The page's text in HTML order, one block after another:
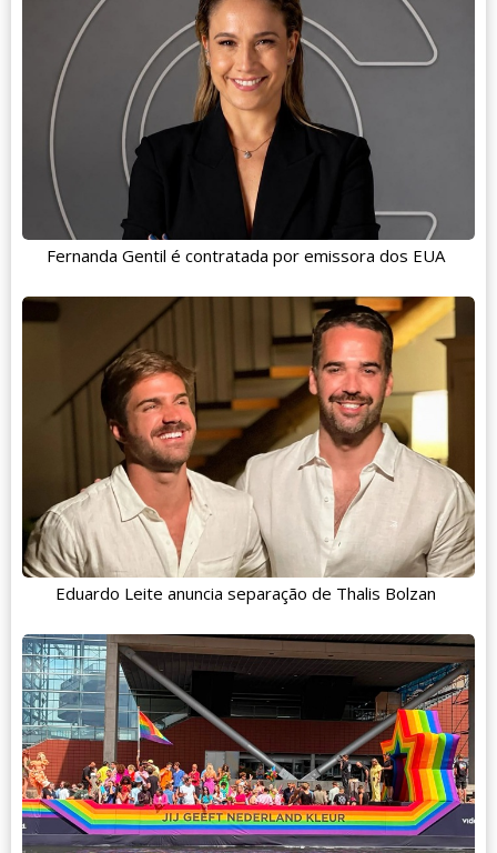
Fernanda Gentil é contratada por emissora dos EUA
Eduardo Leite anuncia separação de Thalis Bolzan